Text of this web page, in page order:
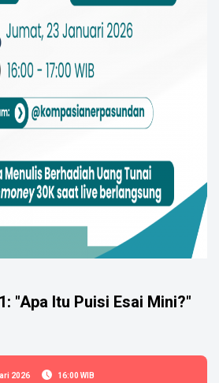
"Apa Itu Puisi Esai Mini?"
2026
16:00 WIB